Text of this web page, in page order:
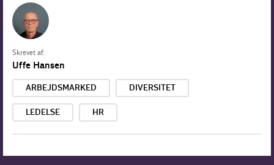
Skrevet af:
Uffe Hansen
ARBEJDSMARKED DIVERSITET
LEDELSE HR